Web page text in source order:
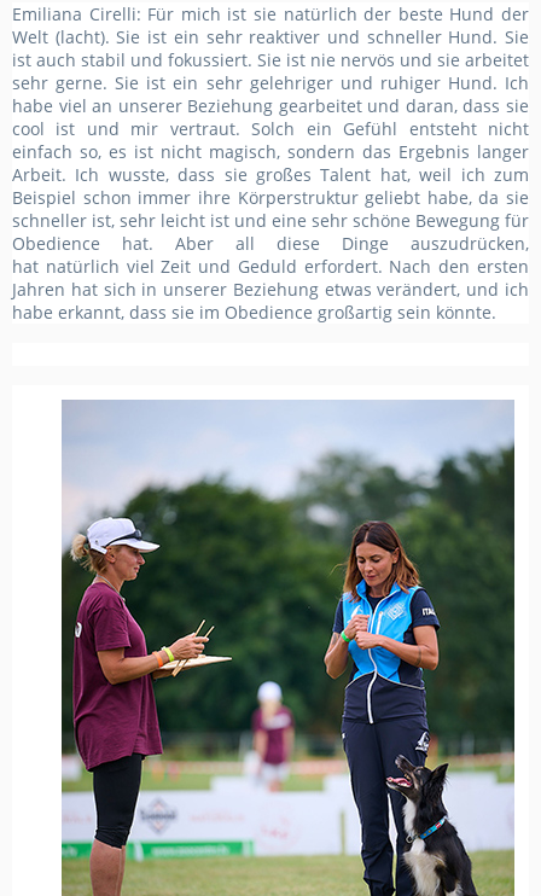
Emiliana Cirelli: Für mich ist sie natürlich der beste Hund der
Welt (lacht). Sie ist ein sehr reaktiver und schneller Hund. Sie
ist auch stabil und fokussiert. Sie ist nie nervös und sie arbeitet
sehr gerne. Sie istein sehr gelehriger und ruhiger Hund. Ich
habe viel an unserer Beziehung gearbeitet und daran, dass sie
cool ist und mir vertraut. Solch ein Gefühl entsteht nicht
einfach so, es ist nicht magisch, sondern das Ergebnis langer
Arbeit. Ich wusste, dass sie großes Talent hat, weil ich zum
Beispiel schon immer ihre Körperstruktur geliebt habe, da sie
schneller ist, sehr leicht ist und eine sehr schöne Bewegung für
Obedience hat. Aber all diese Dinge auszudrücken,
hat natürlich vielZeit und Geduld erfordert. Nach den ersten
Jahren hat sich in unserer Beziehung etwas verändert, und ich
habe erkannt, dass sie im Obedience großartig sein könnte.